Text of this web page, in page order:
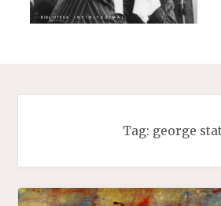
Tag: george